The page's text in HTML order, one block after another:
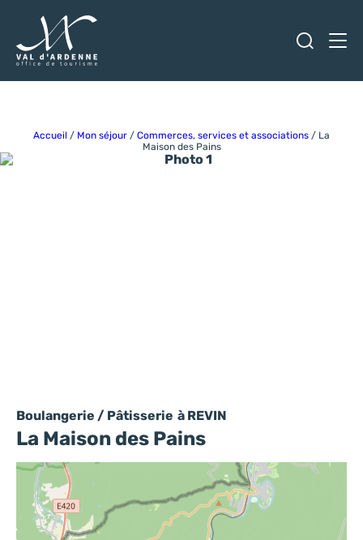
Accueil / Mon séjour / Commerces, services et associations / La
Maison des Pains
Boulangerie / Pâtisserie à REVIN
La Maison des Pains
Photo 1